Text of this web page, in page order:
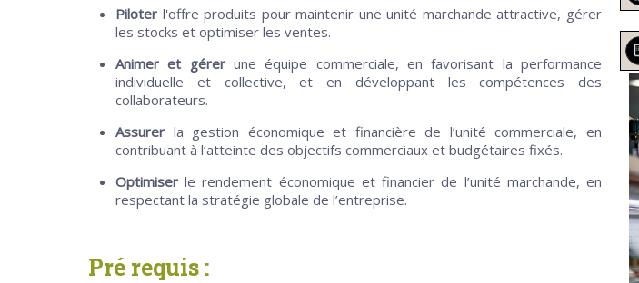
Piloter l'offre produits pour maintenir une unité marchande attractive, gérer
les stocks et optimiser les ventes.
Animer et gérerune équipe commerciale, en favorisant la performance
individuelle et collective, et en développant les compétences des
collaborateurs.
Assurer la gestion économique et financière de l’unité commerciale, en
contribuant à l’atteinte des objectifs commerciaux et budgétaires fixés.
Optimiser le rendement économique et financier de l’unité marchande, en
respectant la stratégie globale de l’entreprise.
Pré requis :